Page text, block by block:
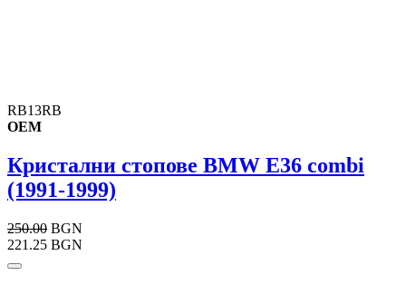
RB13RB
OEM
Кристални стопове BMW E36 combi
(1991-1999)
250.00 BGN
221.25 BGN